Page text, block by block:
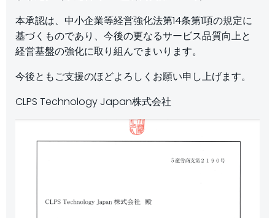
本承認は、中小企業等経営強化法第14条第1項の規定に
基づくものであり、今後の更なるサービス品質向上と
経営基盤の強化に取り組んでまいります。
今後ともご支援のほどよろしくお願い申し上げます。
CLPS Technology Japan株式会社